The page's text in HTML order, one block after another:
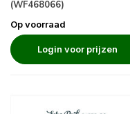
(WF468066)
Op voorraad
Login voor prijzen